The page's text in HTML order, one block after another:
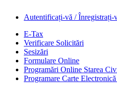
Autentificați-vă / Înregistrați-
E-Tax
Verificare Solicitări
Sesizări
Formulare Online
Programări Online Starea
Programare Carte